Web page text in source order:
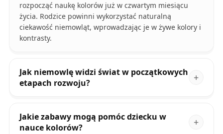
rozpocząć naukę kolorów już w czwartym miesiącu
życia. Rodzice powinni wykorzystać naturalną
ciekawość niemowląt, wprowadzając je w żywe kolory i
kontrasty.
Jak niemowlę widzi świat w początkowych
etapach rozwoju?
Jakie zabawy mogą pomóc dziecku w
nauce kolorów?